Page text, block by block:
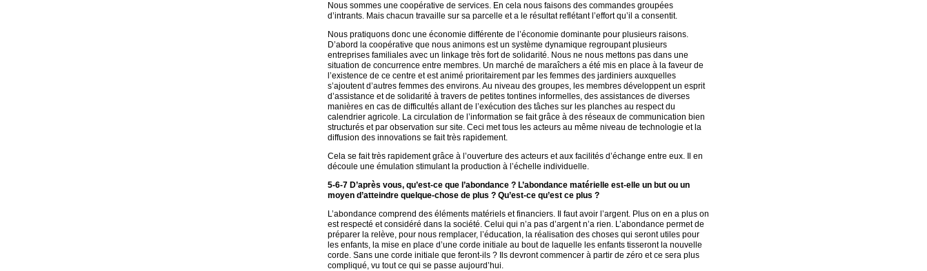
Nous sommes une coopérative de services. En cela nous faisons des commandes groupées
d’intrants. Mais chacun travaille sur sa parcelle et a le résultat reflétant l’effort qu’il a consentit.
Nous pratiquons donc une économie différente de l’économie dominante pour plusieurs raisons.
D’abord la coopérative que nous animons est un système dynamique regroupant plusieurs
entreprises familiales avec un linkage très fort de solidarité. Nous ne nous mettons pas dans une
situation de concurrence entre membres. Un marché de maraîchers a été mis en place à la faveur de
l’existence de ce centre et est animé prioritairement par les femmes des jardiniers auxquelles
s’ajoutent d’autres femmes des environs. Au niveau des groupes, les membres développent un esprit
d’assistance et de solidarité à travers de petites tontines informelles, des assistances de diverses
manières en cas de difficultés allant de l’exécution des tâches sur les planches au respect du
calendrier agricole. La circulation de l’information se fait grâce à des réseaux de communication bien
structurés et par observation sur site. Ceci met tous les acteurs au même niveau de technologie et la
diffusion des innovations se fait très rapidement.
Cela se fait très rapidement grâce à l’ouverture des acteurs et aux facilités d’échange entre eux. Il en
découle une émulation stimulant la production à l’échelle individuelle.
5-6-7 D’après vous, qu’est-ce que l’abondance ? L’abondance matérielle est-elle un but ou un
moyen d’atteindre quelque-chose de plus ? Qu’est-ce qu’est ce plus ?
L’abondance comprend des éléments matériels et financiers. Il faut avoir l’argent. Plus on en a plus on
est respecté et considéré dans la société. Celui qui n’a pas d’argent n’a rien. L’abondance permet de
préparer la relève, pour nous remplacer, l’éducation, la réalisation des choses qui seront utiles pour
les enfants, la mise en place d’une corde initiale au bout de laquelle les enfants tisseront la nouvelle
corde. Sans une corde initiale que feront-ils ? Ils devront commencer à partir de zéro et ce sera plus
compliqué, vu tout ce qui se passe aujourd’hui.